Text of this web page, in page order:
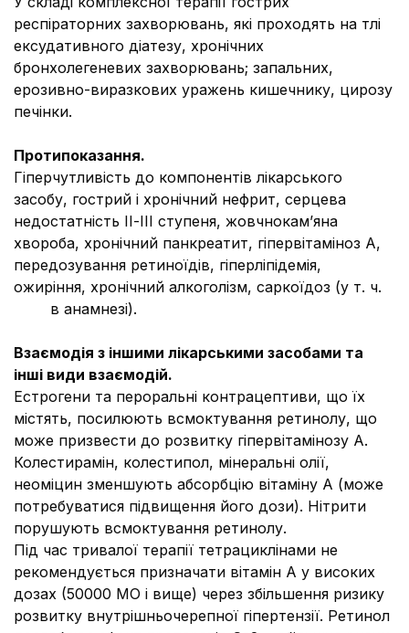
респіраторних захворювань, які проходять на тлі
ексудативного діатезу, хронічних
бронхолегеневих захворювань; запальних,
ерозивно-виразкових уражень кишечнику, цирозу
печінки.
Протипоказання.
Гіперчутливість до компонентів лікарського
засобу, гострий і хронічний нефрит, серцева
недостатність ІІ-ІІІ ступеня, жовчнокам’яна
хвороба, хронічний панкреатит, гіпервітаміноз А,
передозування ретиноїдів, гіперліпідемія,
ожиріння, хронічний алкоголізм, саркоїдоз (у т. ч.
в анамнезi).
Взаємодія з іншими лікарськими засобами та
інші види взаємодій.
Естрогени та пероральні контрацептиви, що їх
містять, посилюють всмоктування ретинолу, що
може призвести до розвитку гіпервітамінозу А.
Колестирамін, колестипол, мінеральні олії,
неоміцин зменшують абсорбцію вітаміну А (може
потребуватися підвищення його дози). Нітрити
порушують всмоктування ретинолу.
Під час тривалої терапії тетрациклінами не
рекомендується призначати вітамін А у високих
дозах (50000 МО і вище) через збільшення ризику
розвитку внутрішньочерепної гіпертензії. Ретинол